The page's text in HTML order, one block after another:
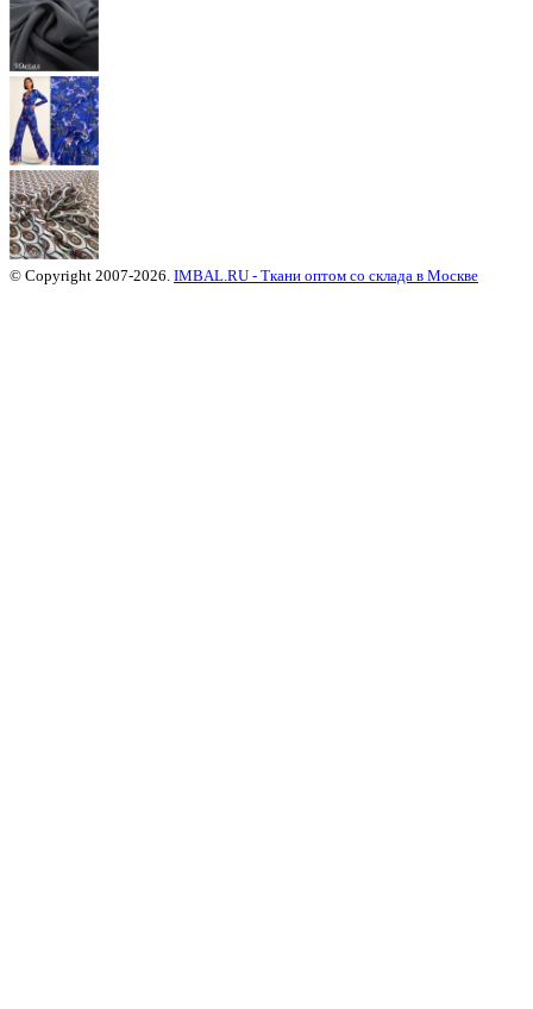
© Copyright 2007-2026. IMBAL.RU - Ткани оптом со склада в Москве